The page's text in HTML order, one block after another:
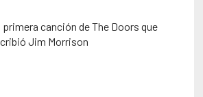
primera canción de The Doors que
Jim Morrison